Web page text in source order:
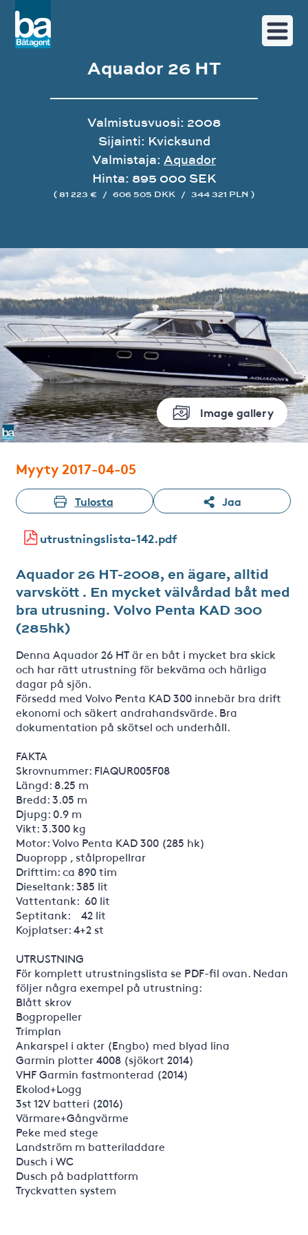
Image gallery
Aquador 26 HT
Valmistusvuosi: 2008
Sijainti: Kvicksund
Valmistaja: Aquador
Hinta: 895 000 SEK
( 81 223 € / 606 505 DKK / 344 321 PLN )
Myyty 2017-04-05
Tulosta Jaa
utrustningslista-142.pdf
Aquador 26 HT-2008, en ägare, alltid
varvskött . En mycket välvårdad båt med
bra utrusning. Volvo Penta KAD 300
(285hk)
Denna Aquador 26 HT är en båt i mycket bra skick
och har rätt utrustning för bekväma och härliga
dagar på sjön.
Försedd med Volvo Penta KAD 300 innebär bra drift
ekonomi och säkert andrahandsvärde. Bra
dokumentation på skötsel och underhåll.
FAKTA
Skrovnummer: FIAQUR005F08
Längd: 8.25 m
Bredd: 3.05 m
Djupg: 0.9 m
Vikt: 3.300 kg
Motor: Volvo Penta KAD 300 (285 hk)
Duopropp , stålpropellrar
Drifttim: ca 890 tim
Dieseltank: 385 lit
Vattentank: 60 lit
Septitank: 42 lit
Kojplatser: 4+2 st
UTRUSTNING
För komplett utrustningslista se PDF-fil ovan. Nedan
följer några exempel på utrustning:
Blått skrov
Bogpropeller
Trimplan
Ankarspel i akter (Engbo) med blyad lina
Garmin plotter 4008 (sjökort 2014)
VHF Garmin fastmonterad (2014)
Ekolod+Logg
3st 12V batteri (2016)
Värmare+Gångvärme
Peke med stege
Landström m batteriladdare
Dusch i WC
Dusch på badplattform
Tryckvatten system